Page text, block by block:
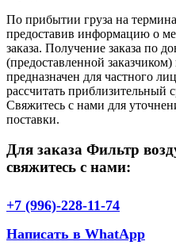
По прибытии груза на
предоставив информацию о
заказа. Получение заказа по
(предоставленной
предназначен для частного
рассчитать приблизительный
Свяжитесь с нами для
поставки.
Для заказа Фильтр
свяжитесь с нами:
+7 (996)-228-11-74
Написать в WhatApp